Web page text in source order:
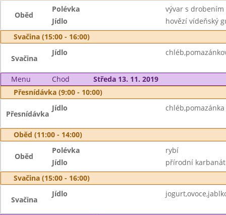
Oběd
Polévka
vývar s drobením
Jídlo
hovězí vídeňský
Svačina (15:00 - 16:00)
Svačina
Jídlo
Menu Chod
Středa 13. 11. 2019
Přesnídávka (9:00 - 10:00)
Přesnídávka
Jídlo
Oběd (11:00 - 14:00)
Oběd
Polévka
rybí
Jídlo
přírodní
Svačina (15:00 - 16:00)
Svačina
Jídlo